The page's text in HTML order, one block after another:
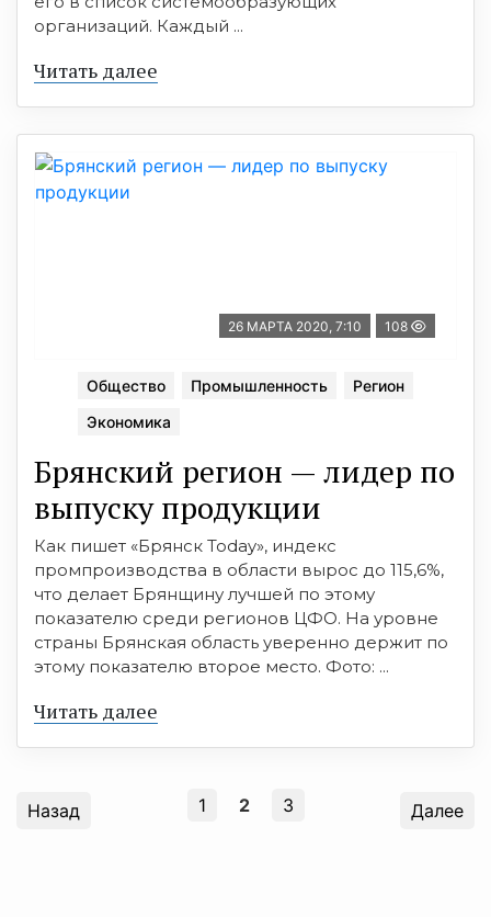
организаций. Каждый ...
Читать далее
26 МАРТА 2020, 7:10 108
Общество Промышленность
Регион
Экономика
Брянский регион — лидер по
выпуску продукции
Как пишет «Брянск Тоday», индекс
промпроизводства в области вырос до 115,6%,
что делает Брянщину лучшей по этому
показателю среди регионов ЦФО. На уровне
страны Брянская область уверенно держит по
этому показателю второе место. Фото: ...
Читать далее
Назад 1 2 3 Далее